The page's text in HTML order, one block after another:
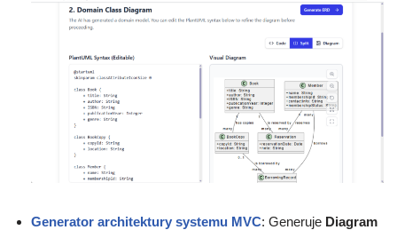
Generator architektury systemu MVC: Generuje Diagram